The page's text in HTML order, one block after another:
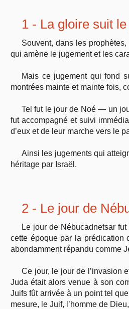
1 - La gloire suit
Souvent, dans les prophètes,
qui amène le jugement et les
Mais ce jugement qui fond
montrées mainte et mainte fois,
Tel fut le jour de Noé — un
fut accompagné et suivi
d’eux et de leur marche vers le
Ainsi les jugements qui
héritage par Israël.
2 - Le jour de
Le jour de Nébucadnetsar
cette époque par la prédication
abondamment répandu comme
Ce jour, le jour de l’invasion
Juda était alors venue à son
Juifs fût arrivée à un point tel
mesure, le Juif, l’homme de